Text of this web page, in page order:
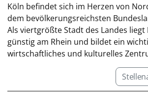
Köln befindet sich im Herzen von
dem bevölkerungsreichsten
Als viertgrößte Stadt des Landes
günstig am Rhein und bildet ein
wirtschaftliches und kulturelles